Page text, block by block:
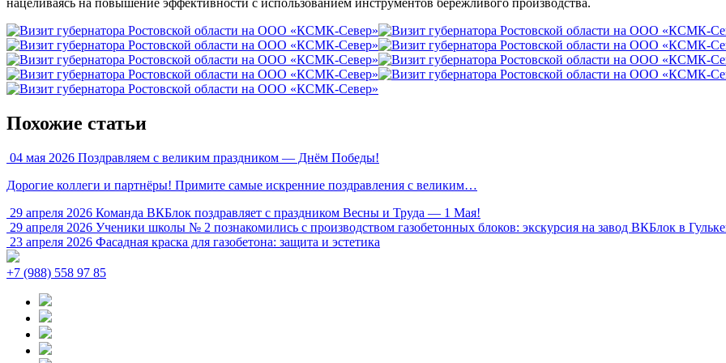
Похожие статьи
04 мая 2026 Поздравляем с великим праздником — Днём Победы!
Дорогие коллеги и партнёры! Примите самые искренние поздравления с великим…
29 апреля 2026 Команда ВКБлок поздравляет с праздником Весны и Труда — 1 Мая!
29 апреля 2026 Ученики школы № 2 познакомились с производством газобетонных блоков: экскурсия на завод ВКБлок в
23 апреля 2026 Фасадная краска для газобетона: защита и эстетика
+7 (988) 558 97 85